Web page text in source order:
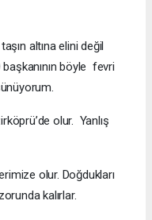
altına elini değil
böyle fevri
olur. Yanlış
olur. Doğdukları
kalırlar.